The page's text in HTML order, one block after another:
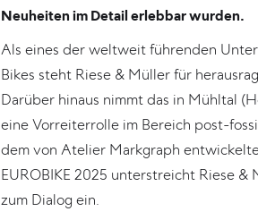
Neuheiten im Detail erlebbar wurden.
Als eines der weltweit führenden
Bikes steht Riese & Müller für
Darüber hinaus nimmt das in Mühltal
eine Vorreiterrolle im Bereich post-
dem von Atelier Markgraph
EUROBIKE 2025 unterstreicht Riese
zum Dialog ein.